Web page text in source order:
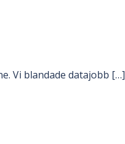
Vi blandade datajobb […]